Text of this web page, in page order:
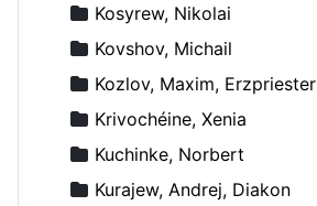
Kosyrew, Nikolai
Kovshov, Michail
Kozlov, Maxim, Erzpriester
Krivochéine, Xenia
Kuchinke, Norbert
Kurajew, Andrej, Diakon